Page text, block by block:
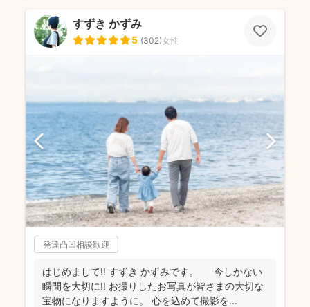
すずき かずみ
5 (302)女性
発達凸凹相談歓迎
はじめまして‼︎ すずき かずみです。 今しかない
瞬間を大切に‼︎ お撮りしたお写真が皆さまの大切な
宝物になりますように。 心を込めて撮影を...